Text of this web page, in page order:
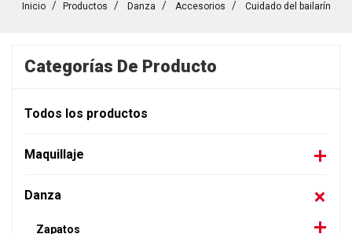
Inicio Productos Danza Accesorios Cuidado del bailarín
Categorías De Producto
Todos los productos
Maquillaje
Danza
Zapatos